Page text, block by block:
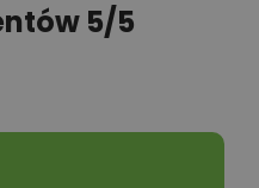
5/5